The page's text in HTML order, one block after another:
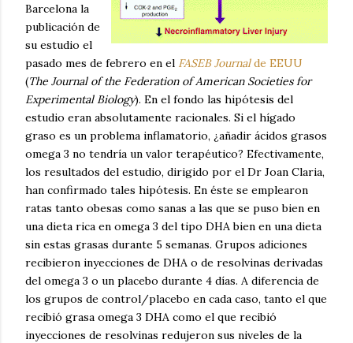
Barcelona la
publicación de
su estudio el
pasado mes de febrero en el FASEB Journalde EEUU
(The Journal of the Federation of American Societies for
Experimental Biology). En el fondo las hipótesis del
estudio eran absolutamente racionales. Si el hígado
graso es un problema inflamatorio, ¿añadir ácidos grasos
omega 3 no tendría un valor terapéutico? Efectivamente,
los resultados del estudio, dirigido por el Dr Joan Claria,
han confirmado tales hipótesis. En éste se emplearon
ratas tanto obesas como sanas a las que se puso bien en
una dieta rica en omega 3 del tipo DHA bien en una dieta
sin estas grasas durante 5 semanas. Grupos adiciones
recibieron inyecciones de DHA o de resolvinas derivadas
del omega 3 o un placebo durante 4 días. A diferencia de
los grupos de control/placebo en cada caso, tanto el que
recibió grasa omega 3 DHA como el que recibió
inyecciones de resolvinas redujeron sus niveles de la